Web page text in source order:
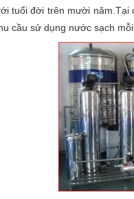
tuổi đời trên mười năm.Tại
cầu sử dụng nước sạch